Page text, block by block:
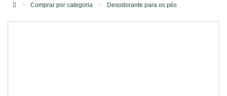
Comprar por categoria Desodorante para os pés